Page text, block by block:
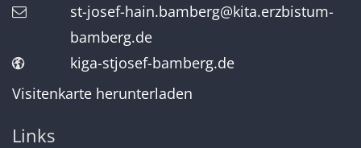
st-josef-hain.bamberg@kita.erzbistum-
bamberg.de
kiga-stjosef-bamberg.de
Visitenkarte herunterladen
Links